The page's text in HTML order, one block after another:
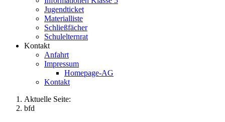
Jugendticket
Materialliste
Schließfächer
Schulelternrat
Kontakt
Anfahrt
Impressum
Homepage-AG
Kontakt
Aktuelle Seite:
bfd